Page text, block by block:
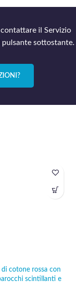
il Servizio
sottostante.
di cotone rossa con
scintillanti e